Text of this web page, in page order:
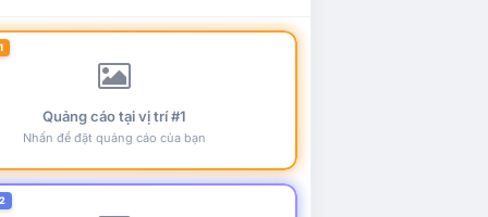
Quảng cáo tại vị trí #1
Nhấn để đặt quảng cáo của bạn